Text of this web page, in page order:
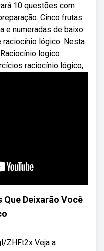
10 questões com
Cinco frutas
e numeradas de baixo.
lógico. Nesta
logico
raciocínio lógico,
Que Deixarão Você
ZHFt2x Veja a